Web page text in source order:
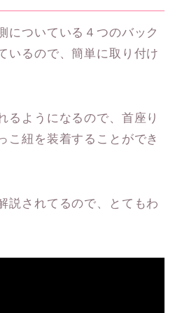
についている４つのバック
いるので、簡単に取り付け
るようになるので、首座り
こ紐を装着することができ
説されてるので、とてもわ